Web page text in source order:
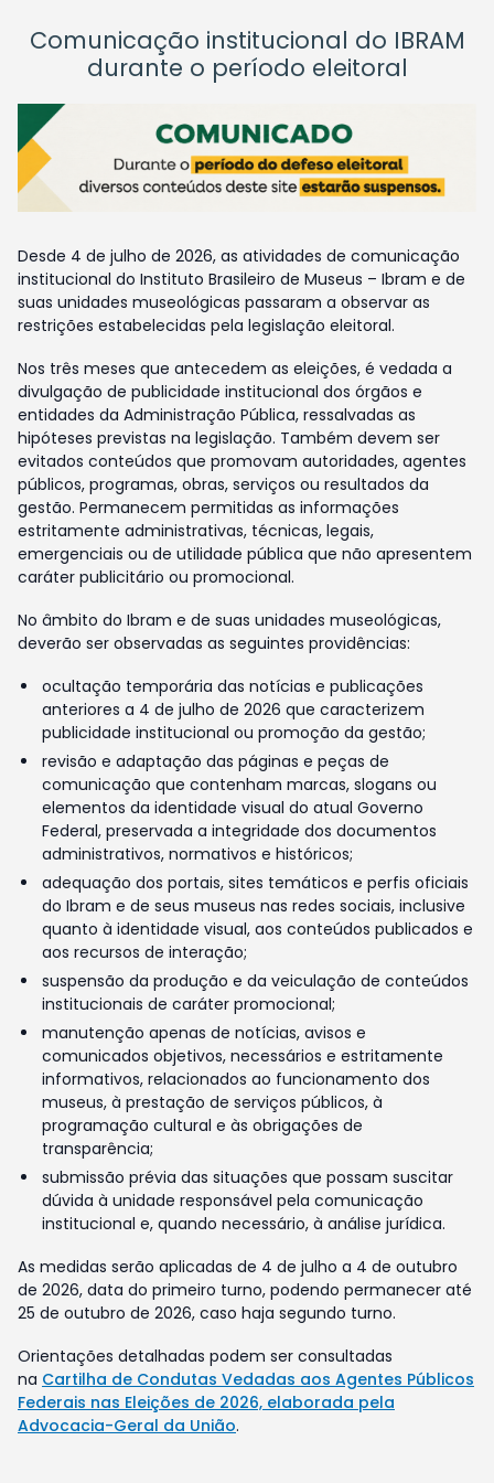
Comunicação institucional do IBRAM
durante o período eleitoral
Desde 4 de julho de 2026, as atividades de comunicação
institucional do Instituto Brasileiro de Museus – Ibram e de
suas unidades museológicas passaram a observar as
restrições estabelecidas pela legislação eleitoral.
Nos três meses que antecedem as eleições, é vedada a
divulgação de publicidade institucional dos órgãos e
entidades da Administração Pública, ressalvadas as
hipóteses previstas na legislação. Também devem ser
evitados conteúdos que promovam autoridades, agentes
públicos, programas, obras, serviços ou resultados da
gestão. Permanecem permitidas as informações
estritamente administrativas, técnicas, legais,
emergenciais ou de utilidade pública que não apresentem
caráter publicitário ou promocional.
No âmbito do Ibram e de suas unidades museológicas,
deverão ser observadas as seguintes providências:
ocultação temporária das notícias e publicações
anteriores a 4 de julho de 2026 que caracterizem
publicidade institucional ou promoção da gestão;
revisão e adaptação das páginas e peças de
comunicação que contenham marcas, slogans ou
elementos da identidade visual do atual Governo
Federal, preservada a integridade dos documentos
administrativos, normativos e históricos;
adequação dos portais, sites temáticos e perfis oficiais
do Ibram e de seus museus nas redes sociais, inclusive
quanto à identidade visual, aos conteúdos publicados e
aos recursos de interação;
suspensão da produção e da veiculação de conteúdos
institucionais de caráter promocional;
manutenção apenas de notícias, avisos e
comunicados objetivos, necessários e estritamente
informativos, relacionados ao funcionamento dos
museus, à prestação de serviços públicos, à
programação cultural e às obrigações de
transparência;
submissão prévia das situações que possam suscitar
dúvida à unidade responsável pela comunicação
institucional e, quando necessário, à análise jurídica.
As medidas serão aplicadas de 4 de julho a 4 de outubro
de 2026, data do primeiro turno, podendo permanecer até
25 de outubro de 2026, caso haja segundo turno.
Orientações detalhadas podem ser consultadas
na Cartilha de Condutas Vedadas aos Agentes Públicos
Federais nas Eleições de 2026, elaborada pela
Advocacia-Geral da União.